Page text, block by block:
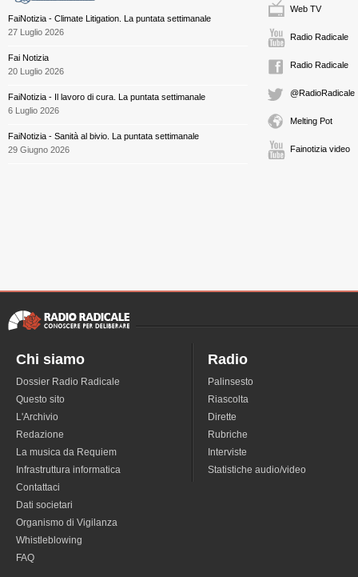
FaiNotizia - Climate Litigation. La puntata settimanale
27 Luglio 2026
Fai Notizia
20 Luglio 2026
FaiNotizia - Il lavoro di cura. La puntata settimanale
6 Luglio 2026
FaiNotizia - Sanità al bivio. La puntata settimanale
29 Giugno 2026
Web TV
Radio Radicale
Radio Radicale
@RadioRadicale
Melting Pot
Fainotizia video
Chi siamo
Dossier Radio Radicale
Questo sito
L'Archivio
Redazione
La musica da Requiem
Infrastruttura informatica
Contattaci
Dati societari
Organismo di Vigilanza
Whistleblowing
FAQ
Radio
Palinsesto
Riascolta
Dirette
Rubriche
Interviste
Statistiche audio/video